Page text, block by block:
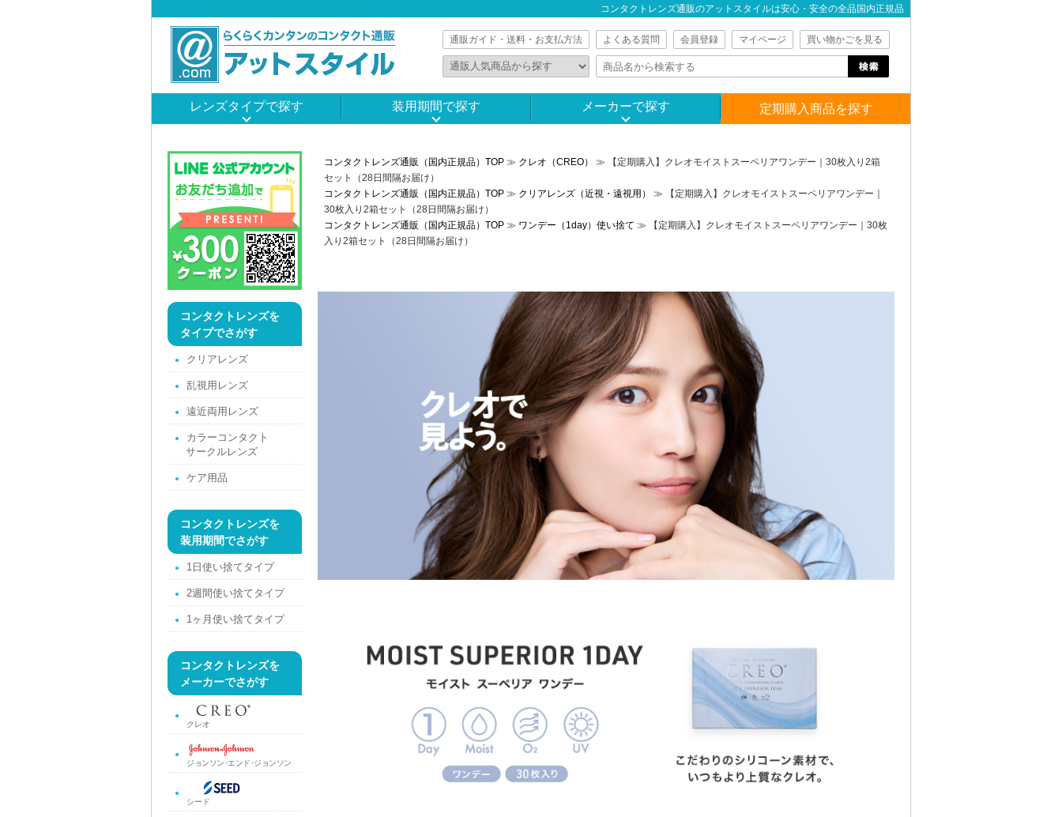
コンタクトレンズ通販のアットスタイルは安心・安全の全品国内正規品
通販ガイド・送料・お支払方法 よくある質問 会員登録 マイページ 買い物かごを見る
レンズタイプで探す 装用期間で探す メーカーで探す 定期購入商品を探す
コンタクトレンズ通販（国内正規品）TOP ≫ クレオ（CREO）
≫ 【定期購入】クレオモイストスーペリアワンデー｜30枚入り2箱
セット（28日間隔お届け）
コンタクトレンズ通販（国内正規品）TOP ≫ クリアレンズ（近視・遠視用）
≫ 【定期購入】クレオモイストスーペリアワンデー｜
30枚入り2箱セット（28日間隔お届け）
コンタクトレンズ通販（国内正規品）TOP ≫ ワンデー（1day）使い捨て ≫ 【定期購入】クレオモイストスーペリアワンデー｜30枚
入り2箱セット（28日間隔お届け）
コンタクトレンズを
タイプでさがす
クリアレンズ
乱視用レンズ
遠近両用レンズ
カラーコンタクト
サークルレンズ
ケア用品
コンタクトレンズを
装用期間でさがす
1日使い捨てタイプ
2週間使い捨てタイプ
1ヶ月使い捨てタイプ
コンタクトレンズを
メーカーでさがす
クレオ
ジョンソン･エンド･ジョンソン
シード